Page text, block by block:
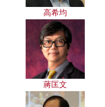
高希均
蔣匡文